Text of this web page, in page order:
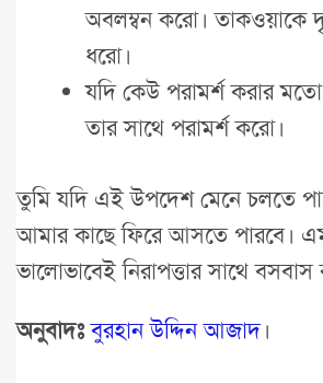
অবলম্বন করো। তাকওয়াকে
ধরো।
যদি কেউ পরামর্শ করার
তার সাথে পরামর্শ করো।
তুমি যদি এই উপদেশ মেনে চলতে
আমার কাছে ফিরে আসতে পারবে।
ভালোভাবেই নিরাপত্তার সাথে
অনুবাদঃ বুরহান উদ্দিন আজাদ।